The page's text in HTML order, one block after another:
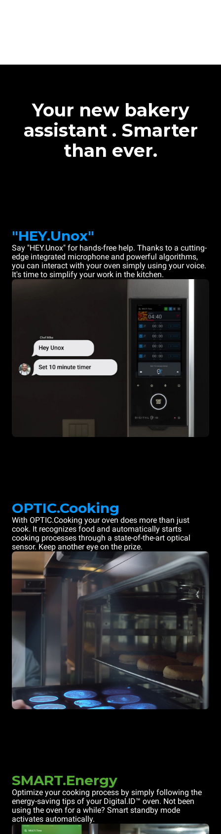
Your new bakery
assistant . Smarter
than ever.
"HEY.Unox"
Say "HEY.Unox" for hands-free help. Thanks to a cutting-
edge integrated microphone and powerful algorithms,
you can interact with your oven simply using your voice.
It's time to simplify your work in the kitchen.
OPTIC.Cooking
With OPTIC.Cooking your oven does more than just
cook. It recognizes food and automatically starts
cooking processes through a state-of-the-art optical
sensor. Keep another eye on the prize.
SMART.Energy
Optimize your cooking process by simply following the
energy-saving tips of your Digital.ID™ oven. Not been
using the oven for a while? Smart standby mode
activates automatically.